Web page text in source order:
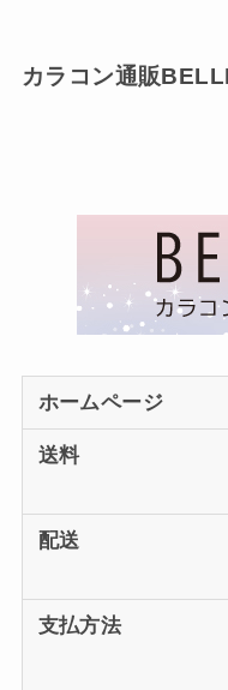
カラコン通販
ホームページ
送料
配送
支払方法